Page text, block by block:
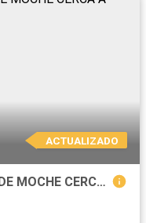
ACTUALIZADO
CASA DE CAMPO EN CAMPIÑA DE MOCHE CERCA A RESTAURANTE REY SOL